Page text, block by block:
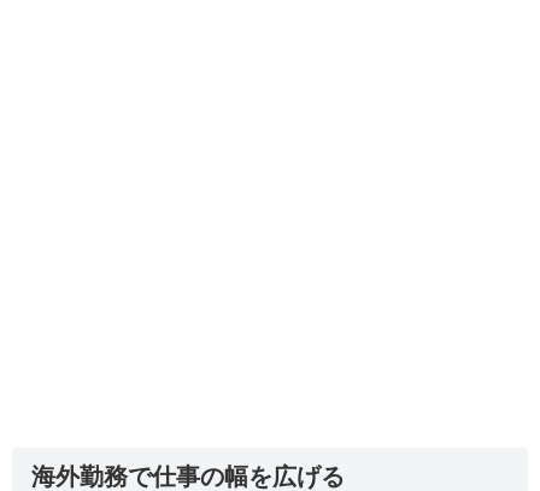
海外勤務で仕事の幅を広げる